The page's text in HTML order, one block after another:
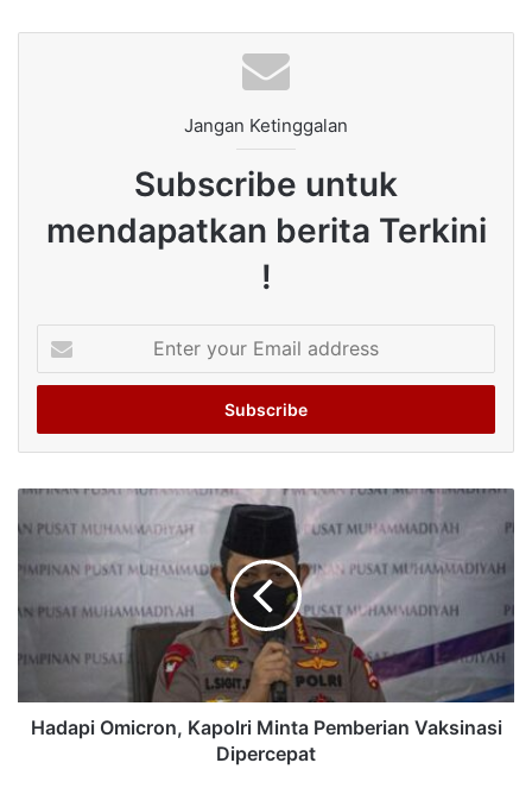
Jangan Ketinggalan
Subscribe untuk
mendapatkan berita Terkini
!
your
Email
Hadapi Omicron, Kapolri Minta Pemberian Vaksinasi
Dipercepat